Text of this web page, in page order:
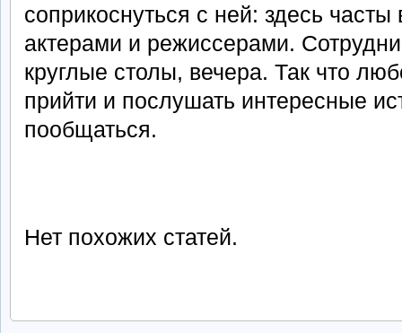
соприкоснуться с ней: здесь
актерами и режиссерами.
круглые столы, вечера. Так что
прийти и послушать интересные
пообщаться.
Нет похожих статей.